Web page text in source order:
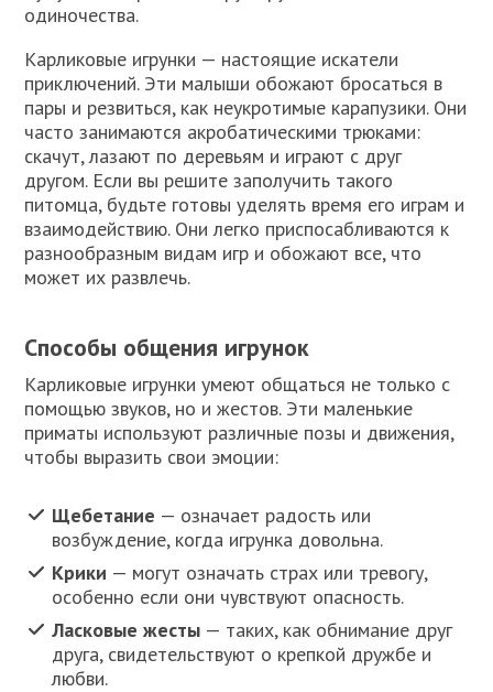
одиночества.
Карликовые игрунки — настоящие искатели
приключений. Эти малыши обожают бросаться в
пары и резвиться, как неукротимые карапузики. Они
часто занимаются акробатическими трюками:
скачут, лазают по деревьям и играют с друг
другом. Если вы решите заполучить такого
питомца, будьте готовы уделять время его играм и
взаимодействию. Они легко приспосабливаются к
разнообразным видам игр и обожают все, что
может их развлечь.
Способы общения игрунок
Карликовые игрунки умеют общаться не только с
помощью звуков, но и жестов. Эти маленькие
приматы используют различные позы и движения,
чтобы выразить свои эмоции:
Щебетание — означает радость или
возбуждение, когда игрунка довольна.
Крики — могут означать страх или тревогу,
особенно если они чувствуют опасность.
Ласковые жесты — таких, как обнимание друг
друга, свидетельствуют о крепкой дружбе и
любви.